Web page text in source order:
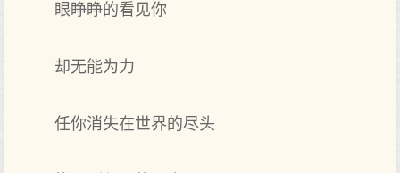
眼睁睁的看见你
却无能为力
任你消失在世界的尽头